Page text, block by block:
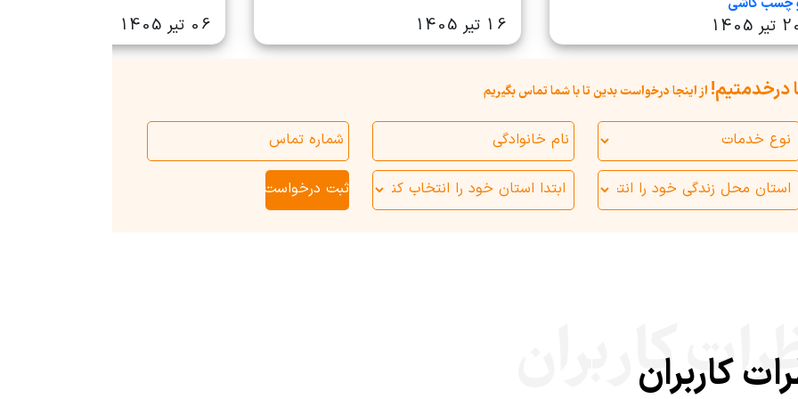
1405 16 تیر 1405 06 تیر 1405
درخدمتیم! از اینجا درخواست بدین تا با شما تماس بگیریم
کاربران
کاربران